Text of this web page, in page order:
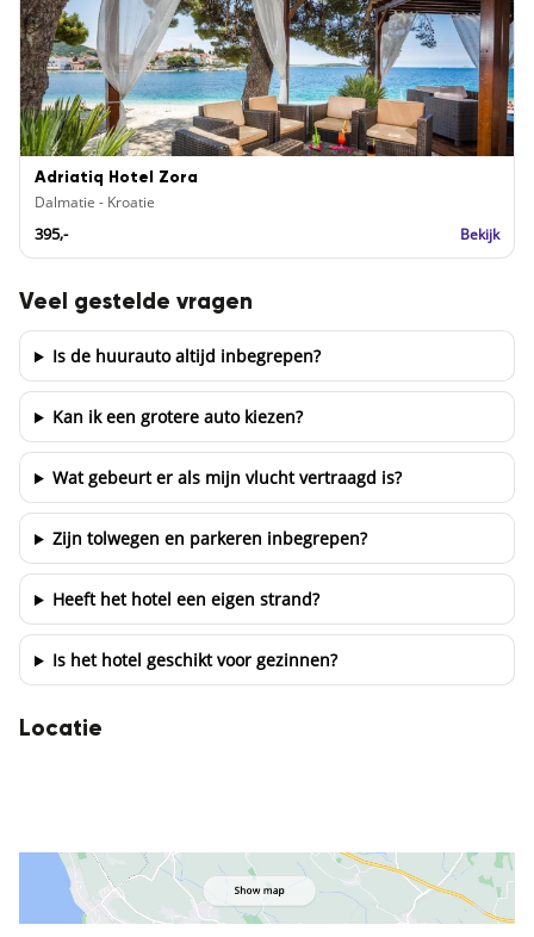
Adriatiq Hotel Zora
Dalmatie - Kroatie
395,- Bekijk
Veel gestelde vragen
Is de huurauto altijd inbegrepen?
Kan ik een grotere auto kiezen?
Wat gebeurt er als mijn vlucht vertraagd is?
Zijn tolwegen en parkeren inbegrepen?
Heeft het hotel een eigen strand?
Is het hotel geschikt voor gezinnen?
Locatie